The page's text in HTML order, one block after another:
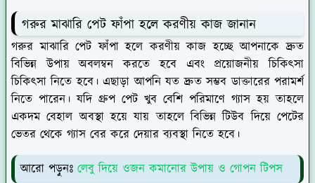
গরুর মাঝারি পেট ফাঁপা হলে করণীয় কাজ জানান
গরুর মাঝারি পেট ফাঁপা হলে করণীয় কাজ হচ্ছে আপনাকে দ্রুত
বিভিন্ন উপায় অবলম্বন করতে হবে এবং প্রয়োজনীয় চিকিৎসা
চিকিৎসা নিতে হবে। এছাড়া আপনি যত দ্রুত সম্ভব ডাক্তারের পরামর্শ
নিতে পারেন। যদি গ্রুপ পেট খুব বেশি পরিমাণে গ্যাস হয় তাহলে
একদম বেহাল অবস্থা হয়ে যায় তাহলে বিভিন্ন টিউব দিয়ে পেটের
ভেতর থেকে গ্যাস বের করে দেয়ার ব্যবস্থা নিতে হবে।
আরো পড়ুনঃ লেবু দিয়ে ওজন কমানোর উপায় ও গোপন টিপস